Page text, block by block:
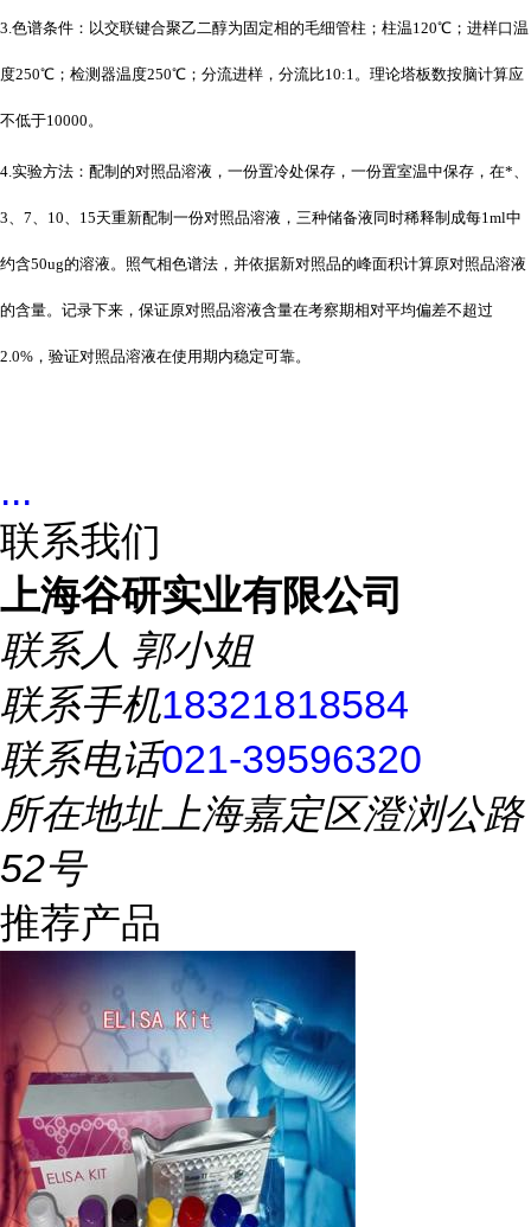
3.色谱条件：以交联键合聚乙二醇为固定相的毛细管柱；柱温120℃；进样口温
度250℃；检测器温度250℃；分流进样，分流比10:1。理论塔板数按脑计算应
不低于10000。
4.实验方法：配制的对照品溶液，一份置冷处保存，一份置室温中保存，在*、
3、7、10、15天重新配制一份对照品溶液，三种储备液同时稀释制成每1ml中
约含50ug的溶液。照气相色谱法，并依据新对照品的峰面积计算原对照品溶液
的含量。记录下来，保证原对照品溶液含量在考察期相对平均偏差不超过
2.0%，验证对照品溶液在使用期内稳定可靠。
...
联系我们
上海谷研实业有限公司
联系人 郭小姐
联系手机18321818584
联系电话021-39596320
所在地址上海嘉定区澄浏公路
52号
推荐产品